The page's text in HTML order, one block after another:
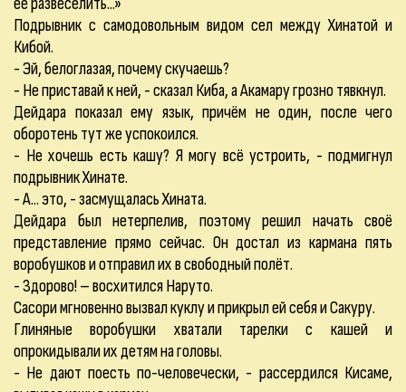
Подрывник с самодовольным видом сел между Хинатой и
Кибой.
- Эй, белоглазая, почему скучаешь?
- Не приставай к ней, - сказал Киба, а Акамару грозно тявкнул.
Дейдара показал ему язык, причём не один, после чего
оборотень тут же успокоился.
- Не хочешь есть кашу? Я могу всё устроить, - подмигнул
подрывник Хинате.
- А... это, - засмущалась Хината.
Дейдара был нетерпелив, поэтому решил начать своё
представление прямо сейчас. Он достал из кармана пять
воробушков и отправил их в свободный полёт.
- Здорово! – восхитился Наруто.
Сасори мгновенно вызвал куклу и прикрыл ей себя и Сакуру.
Глиняные воробушки хватали тарелки с кашей и
опрокидывали их детям на головы.
- Не дают поесть по-человечески, - рассердился Кисаме,